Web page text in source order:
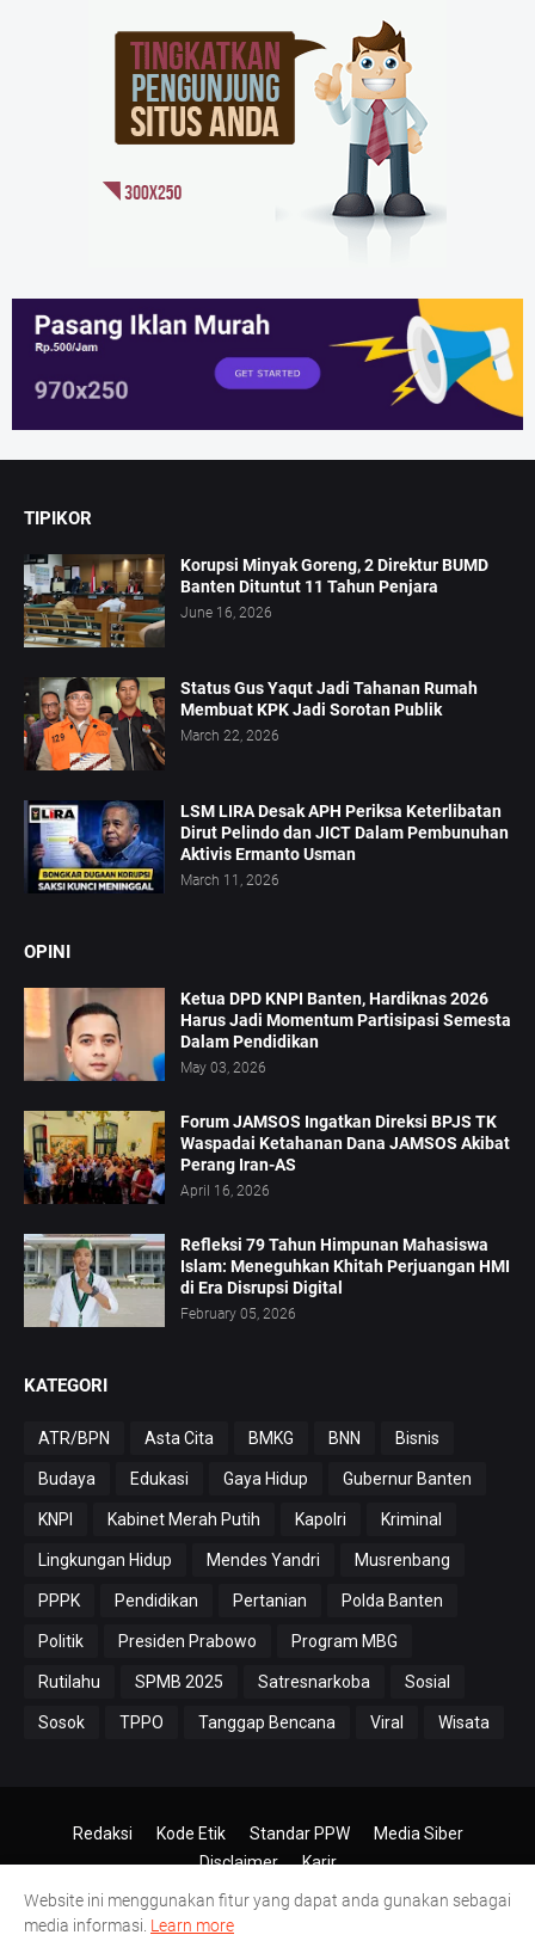
TIPIKOR
Korupsi Minyak Goreng, 2 Direktur BUMD
Banten Dituntut 11 Tahun Penjara
June 16, 2026
Status Gus Yaqut Jadi Tahanan Rumah
Membuat KPK Jadi Sorotan Publik
March 22, 2026
LSM LIRA Desak APH Periksa Keterlibatan
Dirut Pelindo dan JICT Dalam Pembunuhan
Aktivis Ermanto Usman
March 11, 2026
OPINI
Ketua DPD KNPI Banten, Hardiknas 2026
Harus Jadi Momentum Partisipasi Semesta
Dalam Pendidikan
May 03, 2026
Forum JAMSOS Ingatkan Direksi BPJS TK
Waspadai Ketahanan Dana JAMSOS Akibat
Perang Iran-AS
April 16, 2026
Refleksi 79 Tahun Himpunan Mahasiswa
Islam: Meneguhkan Khitah Perjuangan HMI
di Era Disrupsi Digital
February 05, 2026
KATEGORI
ATR/BPN Asta Cita BMKG BNN Bisnis
Budaya Edukasi Gaya Hidup Gubernur Banten
KNPI Kabinet Merah Putih Kapolri Kriminal
Lingkungan Hidup Mendes Yandri Musrenbang
PPPK Pendidikan Pertanian Polda Banten
Politik Presiden Prabowo Program MBG
Rutilahu SPMB 2025 Satresnarkoba Sosial
Sosok TPPO Tanggap Bencana Viral Wisata
© 2024-2026PT.Antero Inti Media
Redaksi Kode Etik Standar PPW
Media Siber
Disclaimer
Karir
Website ini menggunakan fitur yang dapat anda gunakan sebagai
media informasi. Learn more